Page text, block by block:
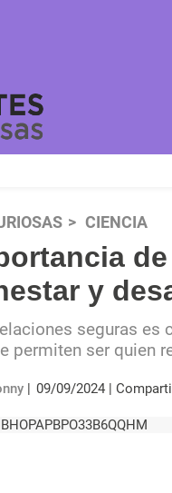
CIENCIA
y
seguras es
permiten ser quien
09/09/2024